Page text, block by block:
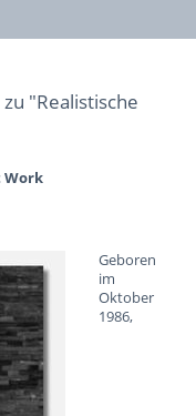
"Realistische
Work
Geboren
im
Oktober
1986,